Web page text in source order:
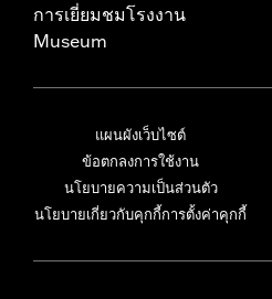
การเยี่ยมชมโรงงาน
Museum
แผนผังเว็บไซต์
ข้อตกลงการใช้งาน
นโยบายความเป็นส่วนตัว
นโยบายเกี่ยวกับคุกกี้การตั้งค่าคุกกี้